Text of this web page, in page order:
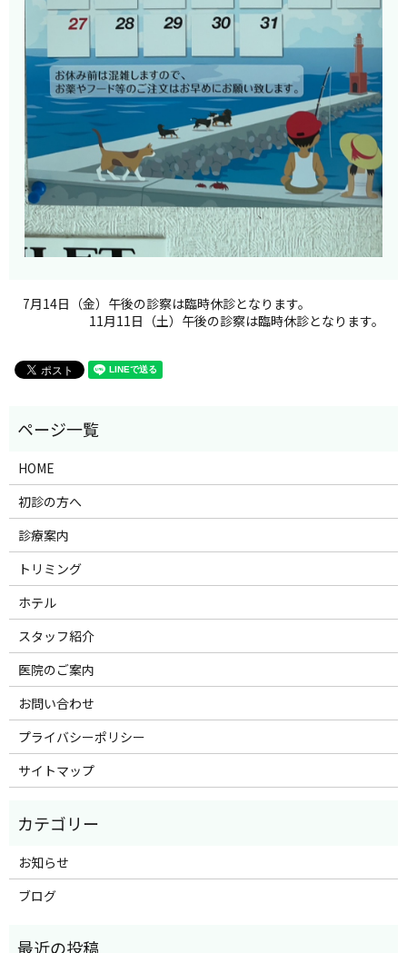
7月14日（金）午後の診察は臨時休診となります。
11月11日（土）午後の診察は臨時休診となります。
HOME
初診の方へ
診療案内
トリミング
ホテル
スタッフ紹介
医院のご案内
お問い合わせ
プライバシーポリシー
サイトマップ
お知らせ
ブログ